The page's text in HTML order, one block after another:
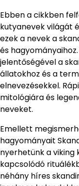
Ebben a cikkben
kutyanevek világát
ezek a nevek a
és
jelentőségével a
állatokhoz és a
elnevezésekkel.
mitológiára és
neveket.
Emellett
hagyományait
nyerhetünk a viking
kapcsolódó
néhány híres